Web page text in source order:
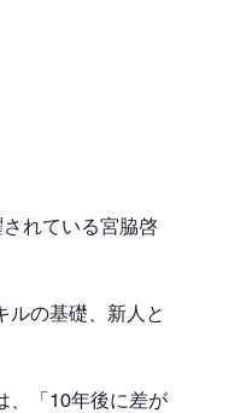
れている宮脇啓
ルの基礎、新人と
、「10年後に差が